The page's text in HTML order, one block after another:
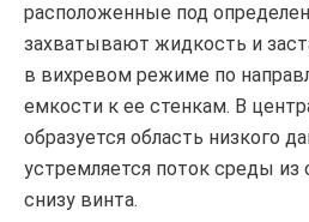
расположенные под
захватывают жидкость и
в вихревом режиме по
емкости к ее стенкам. В
образуется область низкого
устремляется поток среды из
снизу винта.